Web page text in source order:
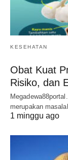
KESEHATAN
Obat Kuat
Risiko, dan
merupakan
1 minggu ago